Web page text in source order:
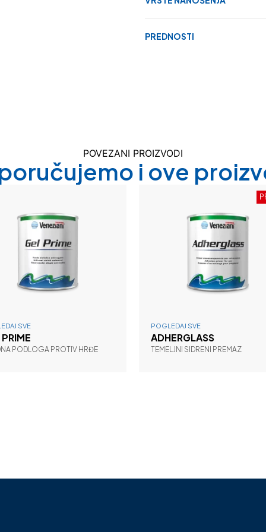
PREDNOSTI
POVEZANI PROIZVODI
i ove
SVE
PODLOGA PROTIV HRĐE
POGLEDAJ SVE
ADHERGLASS
TEMELJNI SIDRENI PREMAZ